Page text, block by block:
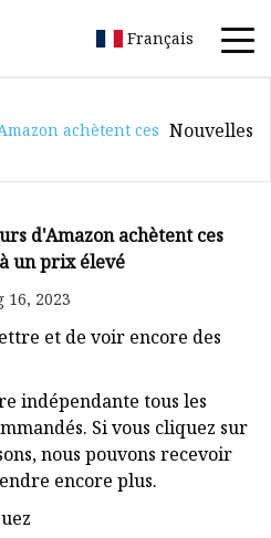
Français
achètent ces Nouvelles
d'Amazon achètent ces
un prix élevé
16, 2023
et de voir encore des
indépendante tous les
Si vous cliquez sur
nous pouvons recevoir
encore plus.